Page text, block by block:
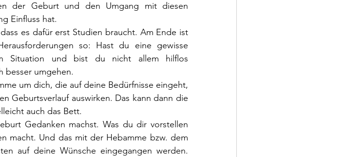
der Geburt und den Umgang mit diesen
Einfluss hat.
es dafür erst Studien braucht. Am Ende ist
so: Hast du eine gewisse
Situation und bist du nicht allem hilflos
besser umgehen.
um dich, die auf deine Bedürfnisse eingeht,
Geburtsverlauf auswirken. Das kann dann die
auch das Bett.
Gedanken machst. Was du dir vorstellen
macht. Und das mit der Hebamme bzw. dem
auf deine Wünsche eingegangen werden.